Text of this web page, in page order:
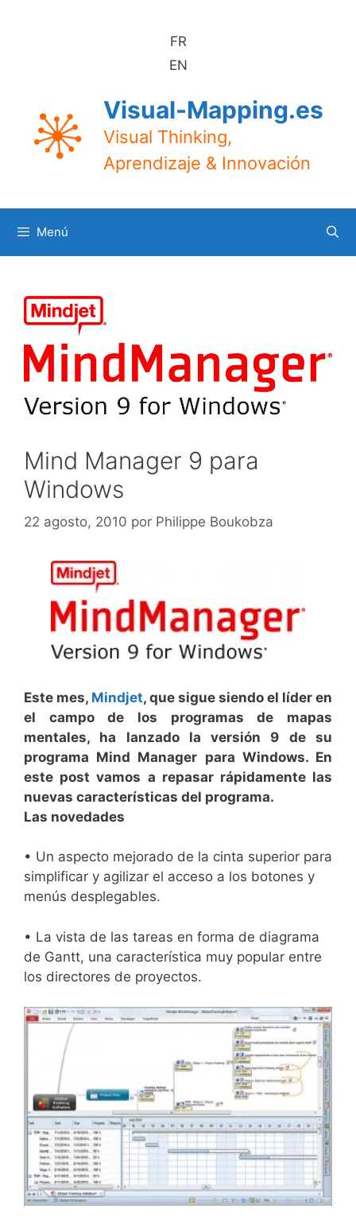
FR
EN
Visual-Mapping.es
Visual Thinking,
Aprendizaje & Innovación
Menú
Mind Manager 9 para
Windows
22 agosto, 2010 por Philippe Boukobza
Este mes, Mindjet, que sigue siendo el líder en
el campo de los programas de mapas
mentales, ha lanzado la versión 9 de su
programa Mind Manager para Windows. En
este post vamos a repasar rápidamente las
nuevas características del programa.
Las novedades
• Un aspecto mejorado de la cinta superior para
simplificar y agilizar el acceso a los botones y
menús desplegables.
• La vista de las tareas en forma de diagrama
de Gantt, una característica muy popular entre
los directores de proyectos.